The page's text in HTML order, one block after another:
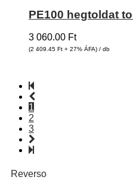
PE100 hegtoldat
3 060.00 Ft
(2 409.45 Ft + 27% ÁFA) / db
1
2
3
Reverso